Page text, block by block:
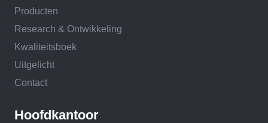
Producten
Research & Ontwikkeling
Kwaliteitsboek
Uitgelicht
Contact
Hoofdkantoor